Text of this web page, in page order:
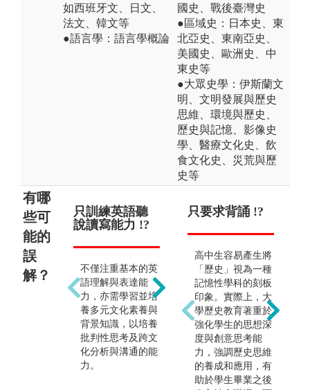
如西班牙文、日文、
法文、韓文等
●語言學：語言學概論
國史、戰後臺灣史
●區域史：日本史、東
北亞史、東南亞史、
美國史、歐洲史、中
東史等
●大眾史學：伊斯蘭文
明、文明發展與歷史
思維、環境與歷史、
歷史與記憶、影像史
學、醫療文化史、飲
食文化史、災荒與歷
史等
有哪
些可
能的
誤
解？
只訓練英語聽
說讀寫能力 !?
不僅注重基本的英
語理解與表達能
力，亦需學習並培
養多元文化素養與
背景知識，以培養
批判性思考及跨文
化分析與溝通的能
力。
文學與職場技
閱讀文學經典除了
可以協助學生深入
理解外國文化，也
可藉由文學課程的
分析、批判等訓
練，培養學生獨立
思考及邏輯推演的
能力。同時透過大
學各種團體報告的
只要求背誦 !?
高中生容易產生將
「歷史」視為一種
記憶性學科的刻板
印象。實際上，大
學歷史教育著重於
強化學生的思想深
度與創意思考能
力，強調歷史思維
的養成和應用，有
助於學生畢業之後